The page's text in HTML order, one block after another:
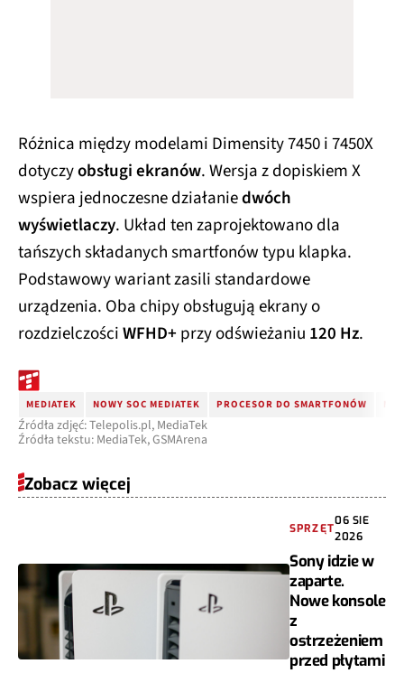
Różnica między modelami Dimensity 7450 i 7450X
dotyczyobsługi ekranów. Wersja z dopiskiem X
wspiera jednoczesne działaniedwóch
wyświetlaczy. Układ ten zaprojektowano dla
tańszych składanych smartfonów typu klapka.
Podstawowy wariant zasili standardowe
urządzenia. Oba chipy obsługują ekrany o
rozdzielczościWFHD+przy odświeżaniu 120 Hz.
MEDIATEK NOWY SOC MEDIATEK PROCESOR DO SMARTFONÓW
Źródła zdjęć: Telepolis.pl, MediaTek
Źródła tekstu: MediaTek, GSMArena
Zobacz więcej
SPRZĘT
06 SIE
2026
Sony idzie w
zaparte.
Nowe konsole
z
ostrzeżeniem
przed płytami